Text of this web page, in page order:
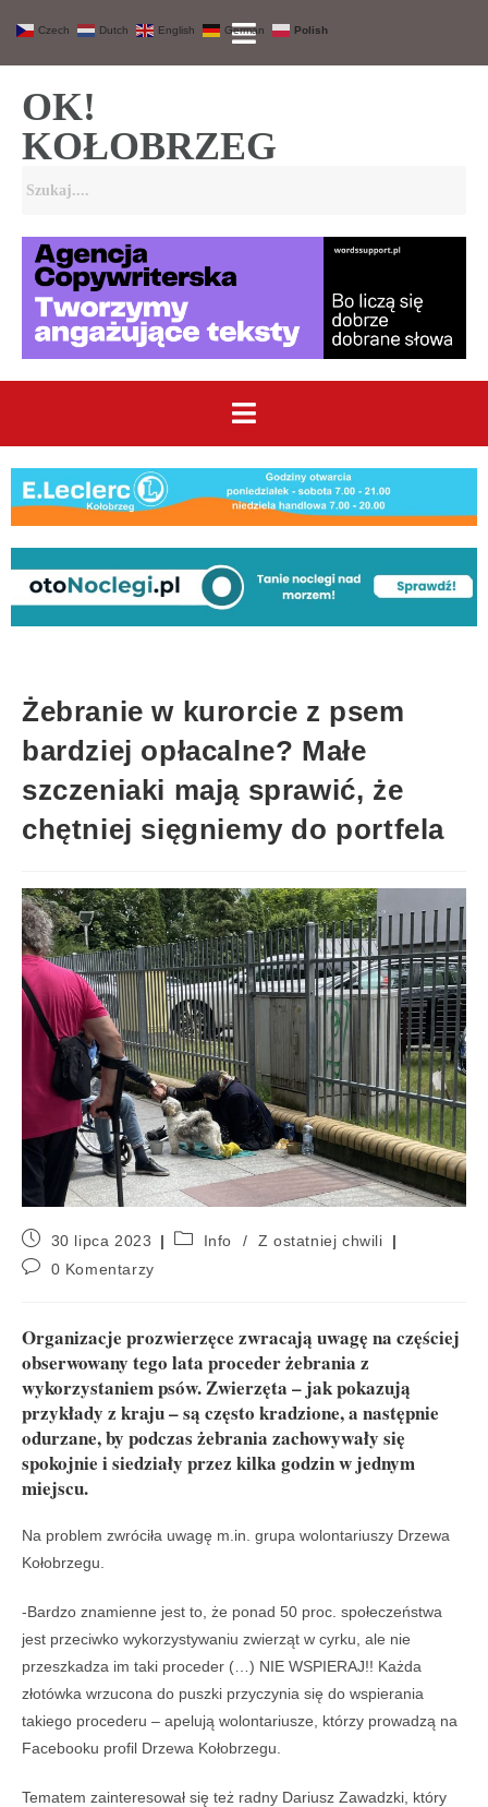
OK!
KOŁOBRZEG
Żebranie w kurorcie z psem
bardziej opłacalne? Małe
szczeniaki mają sprawić, że
chętniej sięgniemy do portfela
30 lipca 2023 Info /
Z ostatniej chwili
0 Komentarzy
Organizacje prozwierzęce zwracają uwagę na częściej
obserwowany tego lata proceder żebrania z
wykorzystaniem psów. Zwierzęta – jak pokazują
przykłady z kraju – są często kradzione, a następnie
odurzane, by podczas żebrania zachowywały się
spokojnie i siedziały przez kilka godzin w jednym
miejscu.
Na problem zwróciła uwagę m.in. grupa wolontariuszy Drzewa
Kołobrzegu.
-Bardzo znamienne jest to, że ponad 50 proc. społeczeństwa
jest przeciwko wykorzystywaniu zwierząt w cyrku, ale nie
przeszkadza im taki proceder (…) NIE WSPIERAJ!! Każda
złotówka wrzucona do puszki przyczynia się do wspierania
takiego procederu – apelują wolontariusze, którzy prowadzą na
Facebooku profil Drzewa Kołobrzegu.
Tematem zainteresował się też radny Dariusz Zawadzki, który
Czech Dutch English German Polish